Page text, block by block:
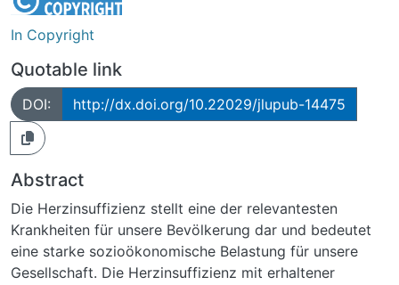
In Copyright
Quotable link
DOI: http://dx.doi.org/10.22029/jlupub-14475
Abstract
Die Herzinsuffizienz stellt eine der relevantesten
Krankheiten für unsere Bevölkerung dar und bedeutet
eine starke sozioökonomische Belastung für unsere
Gesellschaft. Die Herzinsuffizienz mit erhaltener